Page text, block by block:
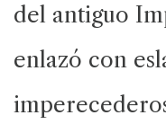
del antiguo
enlazó con